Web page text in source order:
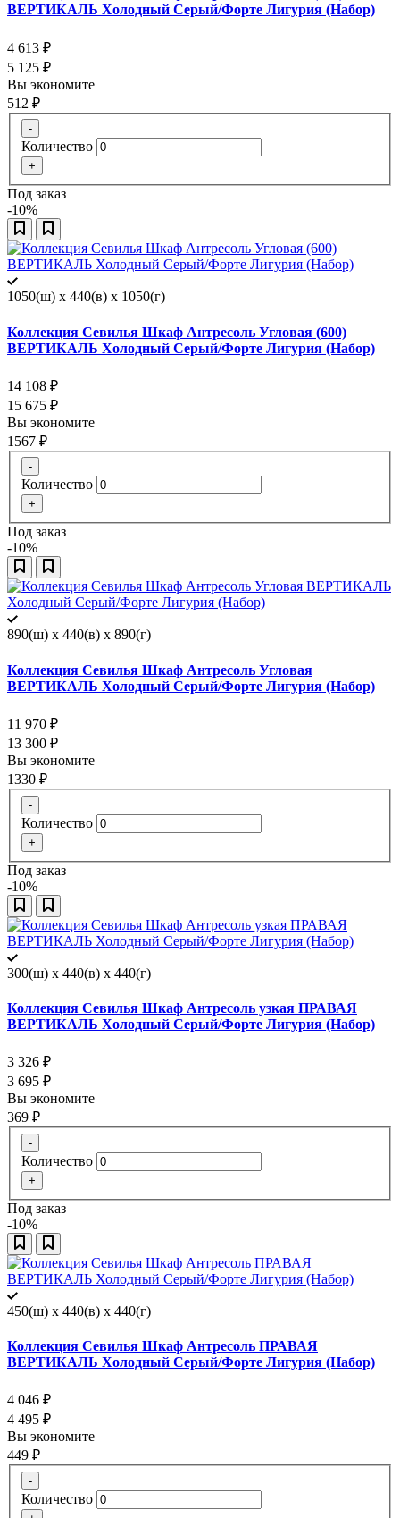
ВЕРТИКАЛЬ Холодный Серый/Форте Лигурия (Набор)
4 613 ₽
5 125 ₽
Вы экономите
512 ₽
-
Количество
+
Под заказ
-10%
1050(ш) x 440(в) x 1050(г)
Коллекция Севилья Шкаф Антресоль Угловая (600)
ВЕРТИКАЛЬ Холодный Серый/Форте Лигурия (Набор)
14 108 ₽
15 675 ₽
Вы экономите
1567 ₽
-
Количество
+
Под заказ
-10%
890(ш) x 440(в) x 890(г)
Коллекция Севилья Шкаф Антресоль Угловая
ВЕРТИКАЛЬ Холодный Серый/Форте Лигурия (Набор)
11 970 ₽
13 300 ₽
Вы экономите
1330 ₽
-
Количество
+
Под заказ
-10%
300(ш) x 440(в) x 440(г)
Коллекция Севилья Шкаф Антресоль узкая ПРАВАЯ
ВЕРТИКАЛЬ Холодный Серый/Форте Лигурия (Набор)
3 326 ₽
3 695 ₽
Вы экономите
369 ₽
-
Количество
+
Под заказ
-10%
450(ш) x 440(в) x 440(г)
Коллекция Севилья Шкаф Антресоль ПРАВАЯ
ВЕРТИКАЛЬ Холодный Серый/Форте Лигурия (Набор)
4 046 ₽
4 495 ₽
Вы экономите
449 ₽
-
Количество